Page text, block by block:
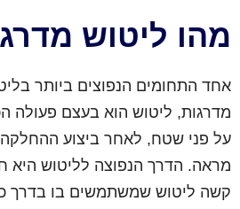
מהו ליטוש
אחד התחומים הנפוצים ביותר
מדרגות, ליטוש הוא בעצם פעולה
על פני שטח, לאחר ביצוע
מראה. הדרך הנפוצה לליטוש היא
קשה ליטוש שמשתמשים בו בדרך